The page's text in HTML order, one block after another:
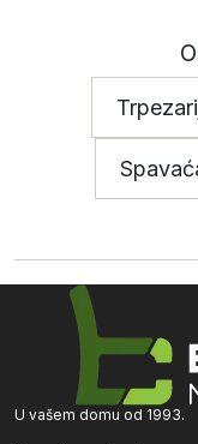
U vašem domu od 1993.